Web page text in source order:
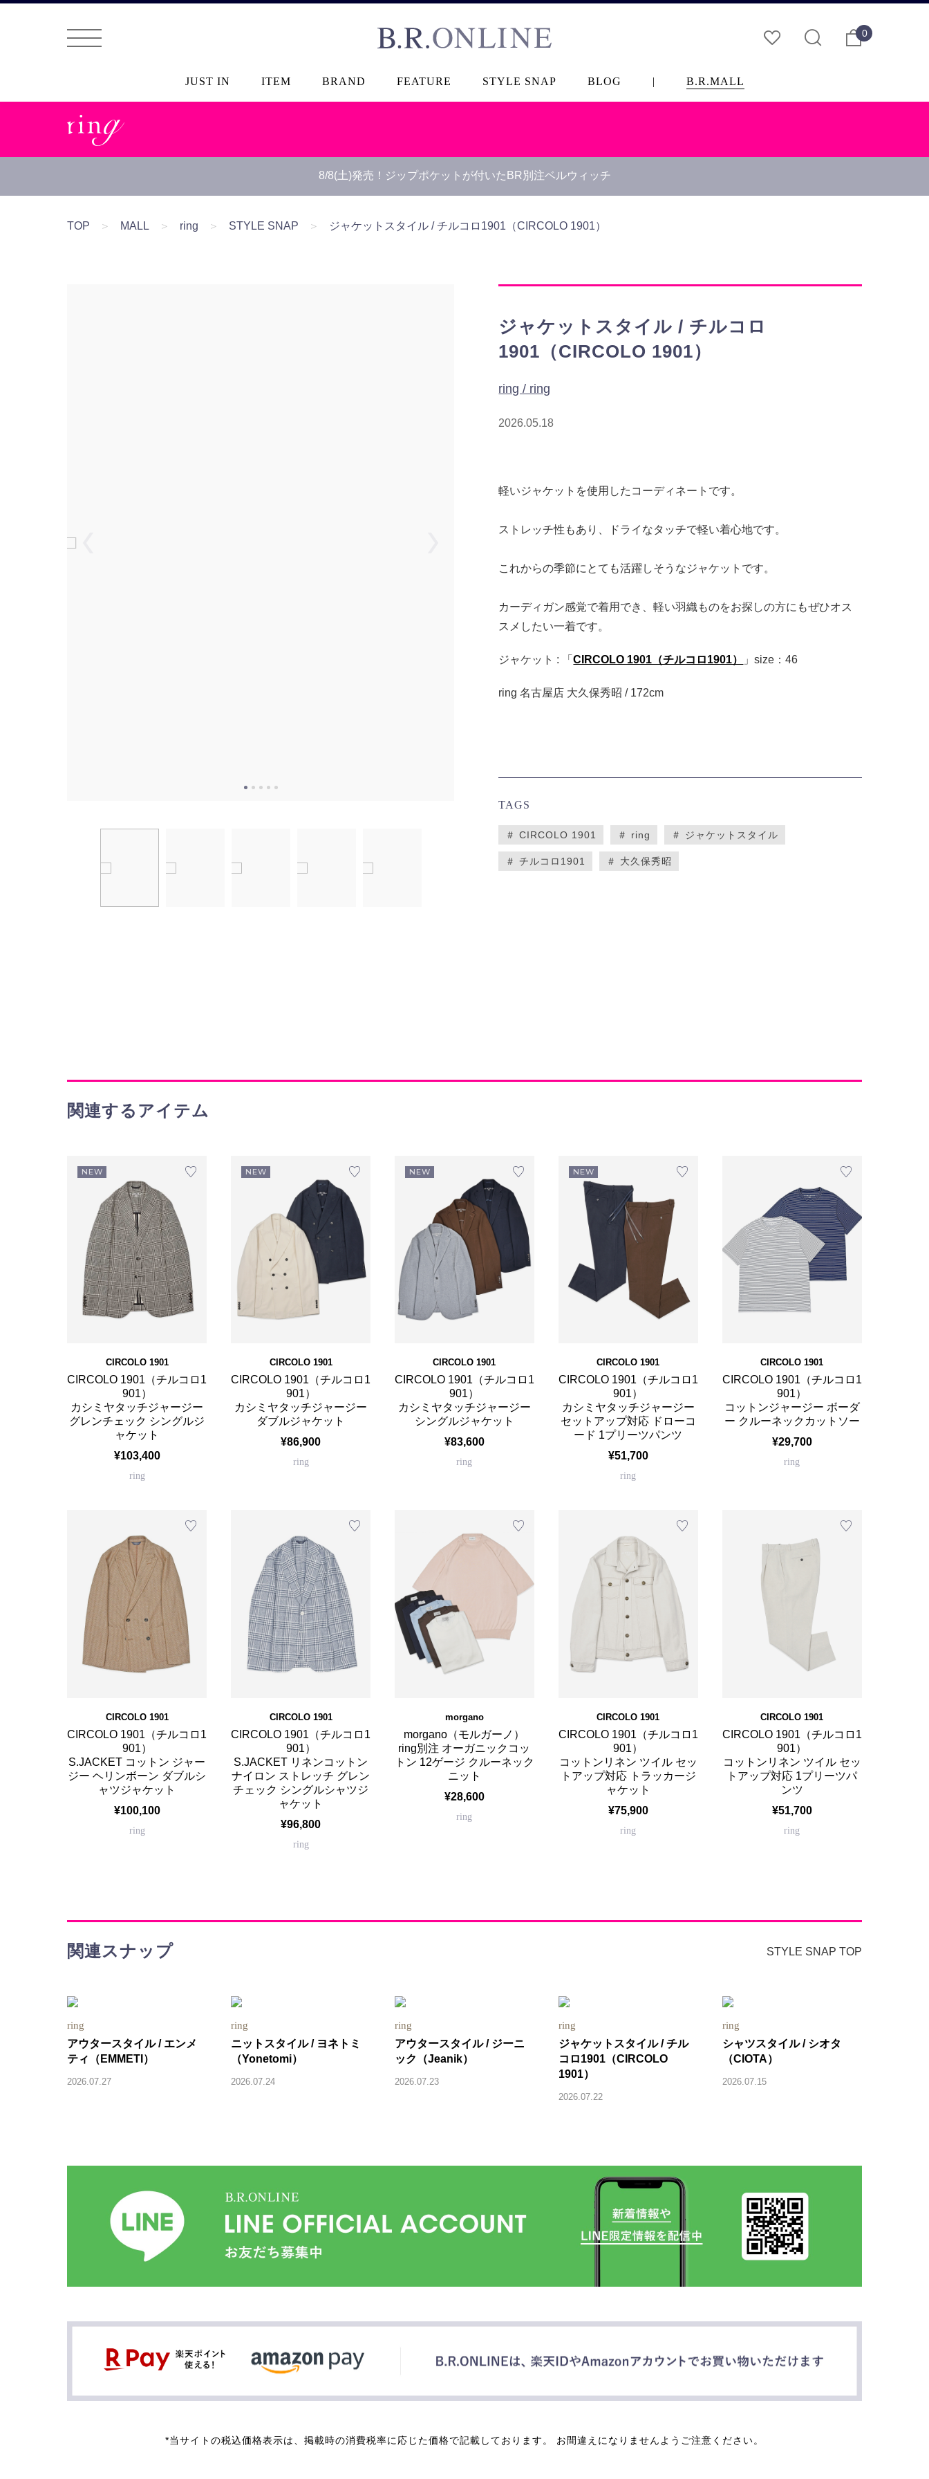
0
JUST IN ITEM BRAND FEATURE STYLE SNAP BLOG | B.R.MALL
8/8(土)発売！ジップポケットが付いたBR別注ベルウィッチ
TOP ＞ MALL ＞ ring ＞ STYLE SNAP ＞ ジャケットスタイル / チルコロ1901（CIRCOLO 1901）
ジャケットスタイル / チルコロ
1901（CIRCOLO 1901）
ring / ring
2026.05.18
軽いジャケットを使用したコーディネートです。
ストレッチ性もあり、ドライなタッチで軽い着心地です。
これからの季節にとても活躍しそうなジャケットです。
カーディガン感覚で着用でき、軽い羽織ものをお探しの方にもぜひオス
スメしたい一着です。
ジャケット : 「CIRCOLO 1901（チルコロ1901） 」size：46
ring 名古屋店 大久保秀昭 / 172cm
TAGS
＃ CIRCOLO 1901 ＃ ring ＃ ジャケットスタイル
＃ チルコロ1901 ＃ 大久保秀昭
関連するアイテム
NEW
CIRCOLO 1901
CIRCOLO 1901（チルコロ1
901）
カシミヤタッチジャージー
グレンチェック シングルジ
ャケット
¥103,400
ring
NEW
CIRCOLO 1901
CIRCOLO 1901（チルコロ1
901）
カシミヤタッチジャージー
ダブルジャケット
¥86,900
ring
NEW
CIRCOLO 1901
CIRCOLO 1901（チルコロ1
901）
カシミヤタッチジャージー
シングルジャケット
¥83,600
ring
NEW
CIRCOLO 1901
CIRCOLO 1901（チルコロ1
901）
カシミヤタッチジャージー
セットアップ対応 ドローコ
ード 1プリーツパンツ
¥51,700
ring
CIRCOLO 1901
CIRCOLO 1901（チルコロ1
901）
コットンジャージー ボーダ
ー クルーネックカットソー
¥29,700
ring
CIRCOLO 1901
CIRCOLO 1901（チルコロ1
901）
S.JACKET コットン ジャー
ジー ヘリンボーン ダブルシ
ャツジャケット
¥100,100
ring
CIRCOLO 1901
CIRCOLO 1901（チルコロ1
901）
S.JACKET リネンコットン
ナイロン ストレッチ グレン
チェック シングルシャツジ
ャケット
¥96,800
ring
morgano
morgano（モルガーノ）
ring別注 オーガニックコッ
トン 12ゲージ クルーネック
ニット
¥28,600
ring
CIRCOLO 1901
CIRCOLO 1901（チルコロ1
901）
コットンリネン ツイル セッ
トアップ対応 トラッカージ
ャケット
¥75,900
ring
CIRCOLO 1901
CIRCOLO 1901（チルコロ1
901）
コットンリネン ツイル セッ
トアップ対応 1プリーツパ
ンツ
¥51,700
ring
関連スナップ STYLE SNAP TOP
ring
アウタースタイル / エンメ
ティ（EMMETI）
2026.07.27
ring
ニットスタイル / ヨネトミ
（Yonetomi）
2026.07.24
ring
アウタースタイル / ジーニ
ック（Jeanik）
2026.07.23
ring
ジャケットスタイル / チル
コロ1901（CIRCOLO
1901）
2026.07.22
ring
シャツスタイル / シオタ
（CIOTA）
2026.07.15
*当サイトの税込価格表示は、掲載時の消費税率に応じた価格で記載しております。 お間違えになりませんようご注意ください。